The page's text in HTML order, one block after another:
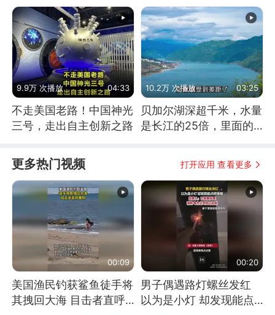
9.9万 次播放 04:33
不走美国老路！中国神光
三号，走出自主创新之路
10.2万 次播放 03:25
贝加尔湖深超千米，水量
是长江的25倍，里面的
更多热门视频 打开应用 查看更多
00:09
美国渔民钓获鲨鱼徒手将
其拽回大海 目击者直呼
00:20
男子偶遇路灯螺丝发红
以为是小灯 却发现能点